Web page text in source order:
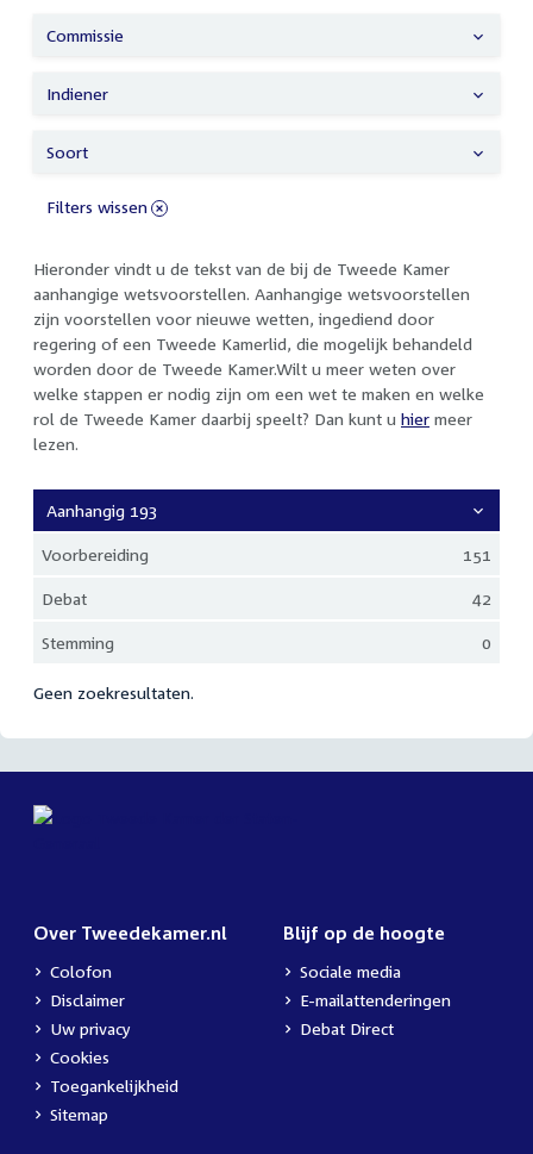
Hieronder vindt u de tekst van de bij de Tweede Kamer
aanhangige wetsvoorstellen. Aanhangige wetsvoorstellen
zijn voorstellen voor nieuwe wetten, ingediend door
regering of een Tweede Kamerlid, die mogelijk behandeld
worden door de Tweede Kamer.Wilt u meer weten over
welke stappen er nodig zijn om een wet te maken en welke
rol de Tweede Kamer daarbij speelt? Dan kunt u hier meer
lezen.
Aanhangig 193
Voorbereiding 151
Debat 42
Stemming 0
Geen zoekresultaten.
Commissie
Indiener
Soort
Filters wissen
Over Tweedekamer.nl
Colofon
Disclaimer
Uw privacy
Cookies
Toegankelijkheid
Sitemap
Blijf op de hoogte
Sociale media
E-mailattenderingen
Debat Direct